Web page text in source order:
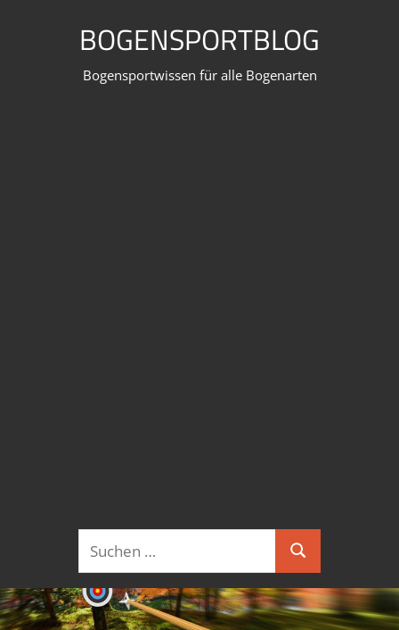
BOGENSPORTBLOG
Bogensportwissen für alle Bogenarten
Suchen
nach:
Suchen